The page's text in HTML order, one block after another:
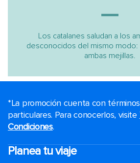
Los catalanes saludan a los
desconocidos del mismo modo:
ambas mejillas.
*La promoción cuenta con
particulares. Para conocerlos, visite
Condiciones.
Planea tu viaje